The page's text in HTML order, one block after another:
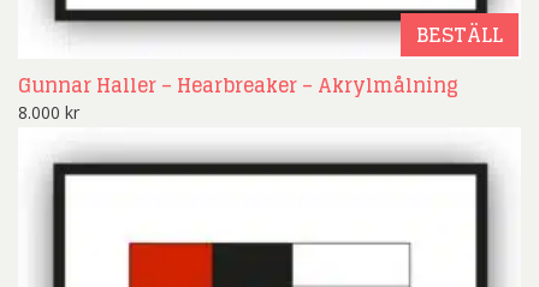
BESTÄLL
Gunnar Haller – Hearbreaker – Akrylmålning
8.000 kr